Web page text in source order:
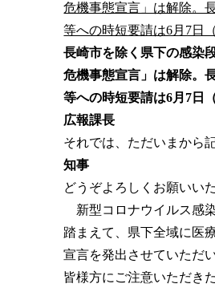
危機事態宣言」は解除。
等への時短要請は6月7日
長崎市を除く県下の感染
危機事態宣言」は解除。
等への時短要請は6月7日
広報課長
それでは、ただいまから
知事
どうぞよろしくお願いい
新型コロナウイルス感
踏まえて、県下全域に医
宣言を発出させていただ
皆様方にご注意いただき